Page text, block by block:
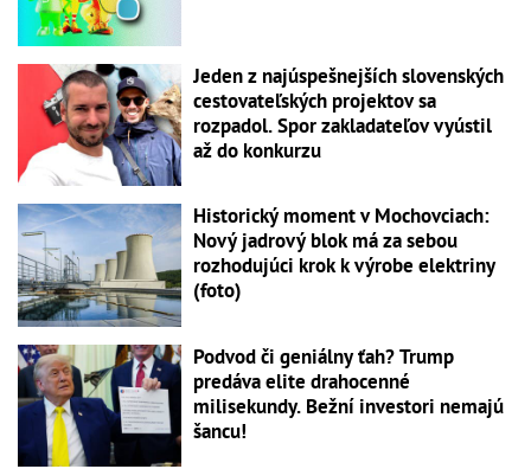
Jeden z najúspešnejších slovenských
cestovateľských projektov sa
rozpadol. Spor zakladateľov vyústil
až do konkurzu
Historický moment v Mochovciach:
Nový jadrový blok má za sebou
rozhodujúci krok k výrobe elektriny
(foto)
Podvod či geniálny ťah? Trump
predáva elite drahocenné
milisekundy. Bežní investori nemajú
šancu!